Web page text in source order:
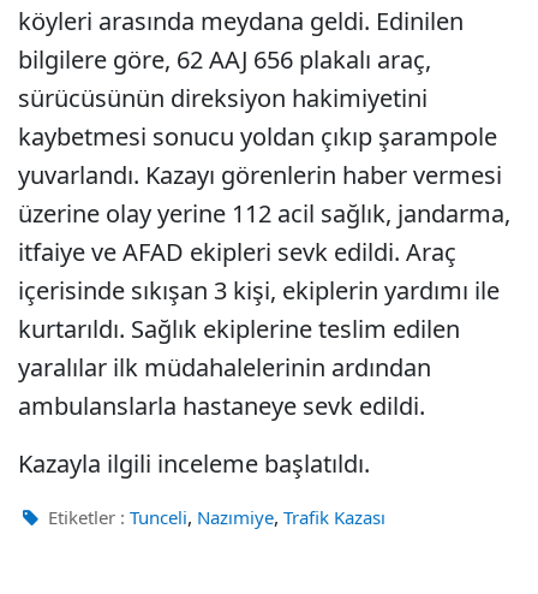
köyleri arasında meydana geldi. Edinilen
bilgilere göre, 62 AAJ 656 plakalı araç,
sürücüsünün direksiyon hakimiyetini
kaybetmesi sonucu yoldan çıkıp şarampole
yuvarlandı. Kazayı görenlerin haber vermesi
üzerine olay yerine 112 acil sağlık, jandarma,
itfaiye ve AFAD ekipleri sevk edildi. Araç
içerisinde sıkışan 3 kişi, ekiplerin yardımı ile
kurtarıldı. Sağlık ekiplerine teslim edilen
yaralılar ilk müdahalelerinin ardından
ambulanslarla hastaneye sevk edildi.
Kazayla ilgili inceleme başlatıldı.
Etiketler : Tunceli, Nazımiye, Trafik Kazası